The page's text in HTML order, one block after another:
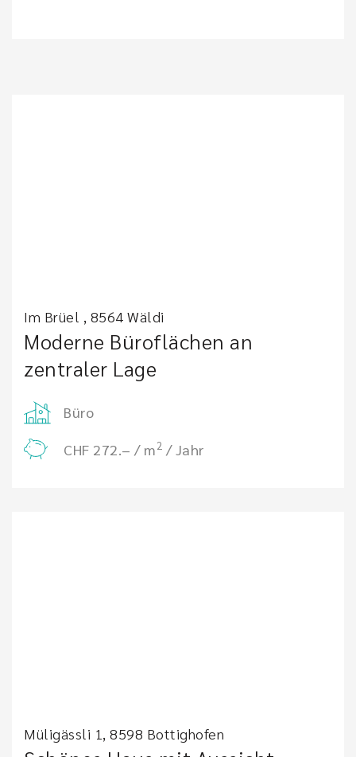
Im Brüel , 8564 Wäldi
Moderne Büroflächen an
zentraler Lage
Büro
CHF 272.– / m2 / Jahr
Müligässli 1, 8598 Bottighofen